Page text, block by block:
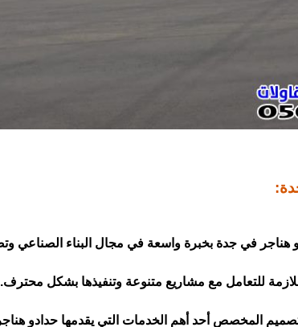
للتعامل مع مشاريع متنوعة وتنفيذها بشكل محترف.